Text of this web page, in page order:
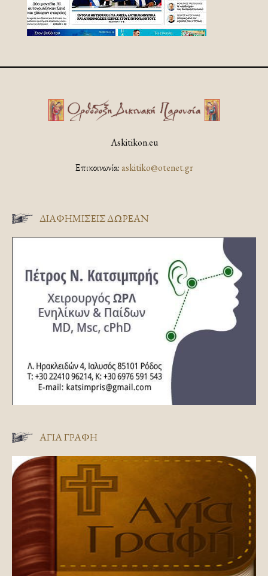
Askitikon.eu
Επικοινωνία:askitiko@otenet.gr
ΔΙΑΦΗΜΊΣΕΙΣ ΔΩΡΕΆΝ
ΑΓΊΑ ΓΡΑΦΉ